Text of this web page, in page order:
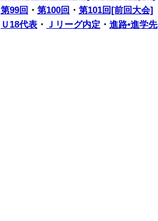
第99回 ・ 第100回 ・ 第101回[前回大会]
Ｕ18代表 ・ Ｊリーグ内定 ・ 進路•進学先